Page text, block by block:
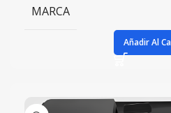
MARCA
Añadir Al